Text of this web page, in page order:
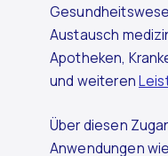
Austausch
Apotheken,
und weiteren
Über diesen
Anwendungen